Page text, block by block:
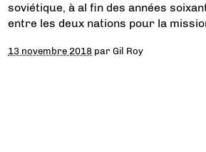
soviétique, à al fin des années
entre les deux nations pour la
13 novembre 2018 parGil Roy